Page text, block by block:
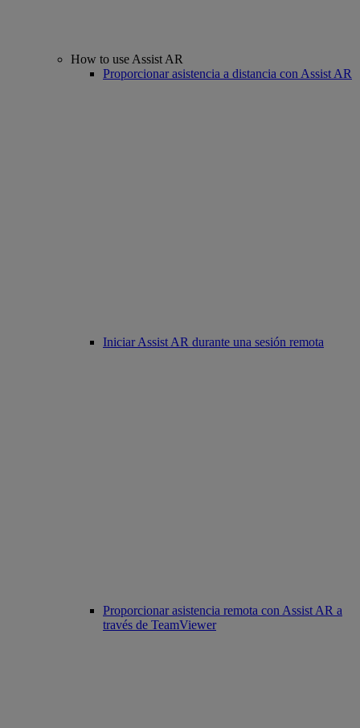
How to use Assist AR
Proporcionar asistencia a distancia con Assist AR
Iniciar Assist AR durante una sesión remota
Proporcionar asistencia remota con Assist AR a
través de TeamViewer